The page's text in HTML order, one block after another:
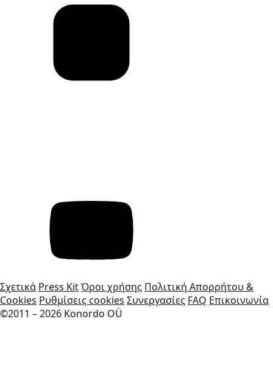
Σχετικά Press KitΌροι χρήσης Πολιτική Απορρήτου &
Cookies Ρυθμίσεις cookies Συνεργασίες FAQ Επικοινωνία
©2011 – 2026 Konordo OÜ